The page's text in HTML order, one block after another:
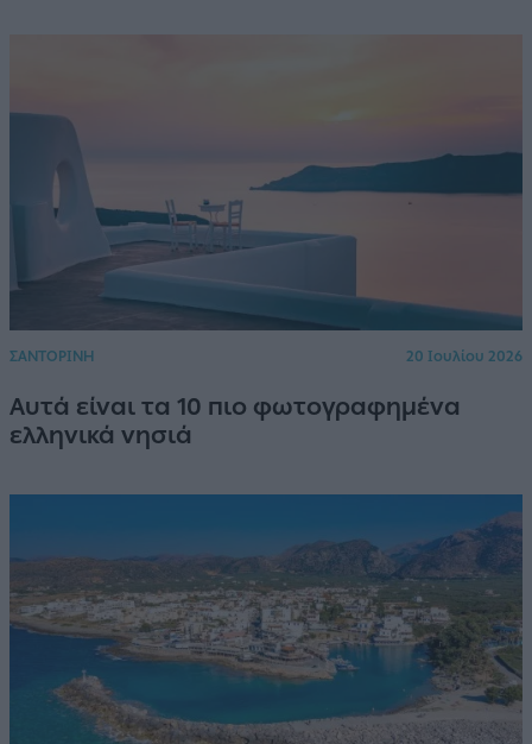
ΣΑΝΤΟΡΙΝΗ 20 Ιουλίου 2026
Αυτά είναι τα 10 πιο φωτογραφημένα
ελληνικά νησιά